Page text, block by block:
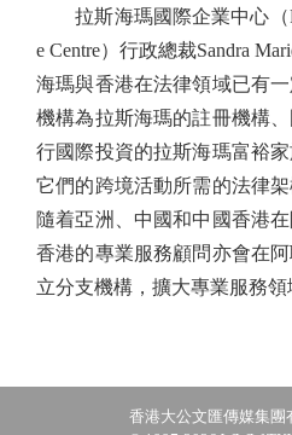
拉斯海瑪國際企業中心（
e Centre）行政總裁Sandra
海瑪與香港在法律領域已有
機構為拉斯海瑪的註冊機構
行國際投資的拉斯海瑪富裕
它們的跨境活動所需的法律
隨着亞洲、中國和中國香港
香港的專業服務顧問亦會在
立分支機構，擴大專業服務領
香港大公文匯傳媒集團